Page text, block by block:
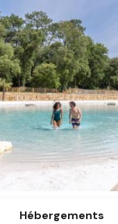
Hébergements